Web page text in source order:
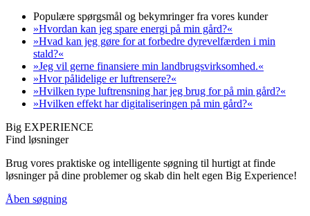
Populære spørgsmål og bekymringer fra vores kunder
»Hvordan kan jeg spare energi på min gård?«
»Hvad kan jeg gøre for at forbedre dyrevelfærden i min
stald?«
»Jeg vil gerne finansiere min landbrugsvirksomhed.«
»Hvor pålidelige er luftrensere?«
»Hvilken type luftrensning har jeg brug for på min gård?«
»Hvilken effekt har digitaliseringen på min gård?«
Big EXPERIENCE
Find løsninger
Brug vores praktiske og intelligente søgning til hurtigt at finde
løsninger på dine problemer og skab din helt egen Big Experience!
Åben søgning